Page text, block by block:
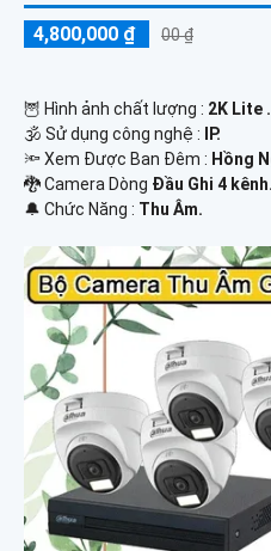
4,800,000 ₫ 00 ₫
🦉 Hình ảnh chất lượng : 2K Lite .
🕉️ Sử dụng công nghệ :
IP.
🔦 Xem Được Ban Đêm : Hồng
🐉️ Camera Dòng Đầu Ghi 4 kênh.
️🔔 Chức Năng : Thu Âm.